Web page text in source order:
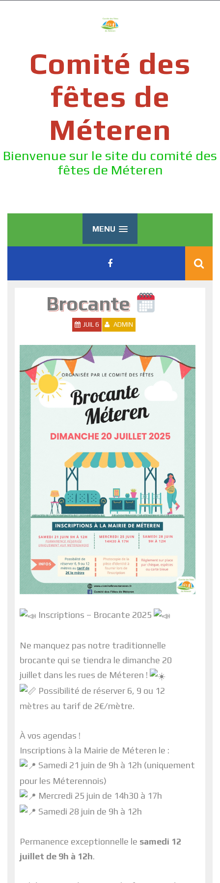
Comité des
fêtes de
Méteren
Bienvenue sur le site du comité des
fêtes de Méteren
MENU
Brocante
JUIL 6 ADMIN
Inscriptions – Brocante 2025
Ne manquez pas notre traditionnelle
brocante qui se tiendra le dimanche 20
juillet dans les rues de Méteren !
Possibilité de réserver 6, 9 ou 12
mètres au tarif de 2€/mètre.
À vos agendas !
Inscriptions à la Mairie de Méteren le :
Samedi 21 juin de 9h à 12h (uniquement
pour les Méterennois)
Mercredi 25 juin de 14h30 à 17h
Samedi 28 juin de 9h à 12h
Permanence exceptionnelle le samedi 12
juillet de 9h à 12h.